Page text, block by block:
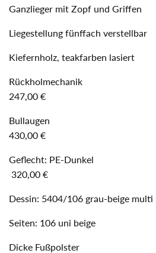
Ganzlieger mit Zopf und Griffen
Liegestellung fünffach verstellbar
Kiefernholz, teakfarben lasiert
247,00 €
430,00 €
Geflecht:
320,00 €
Dessin: 5404/106 grau-beige multi
Seiten: 106 uni beige
Dicke